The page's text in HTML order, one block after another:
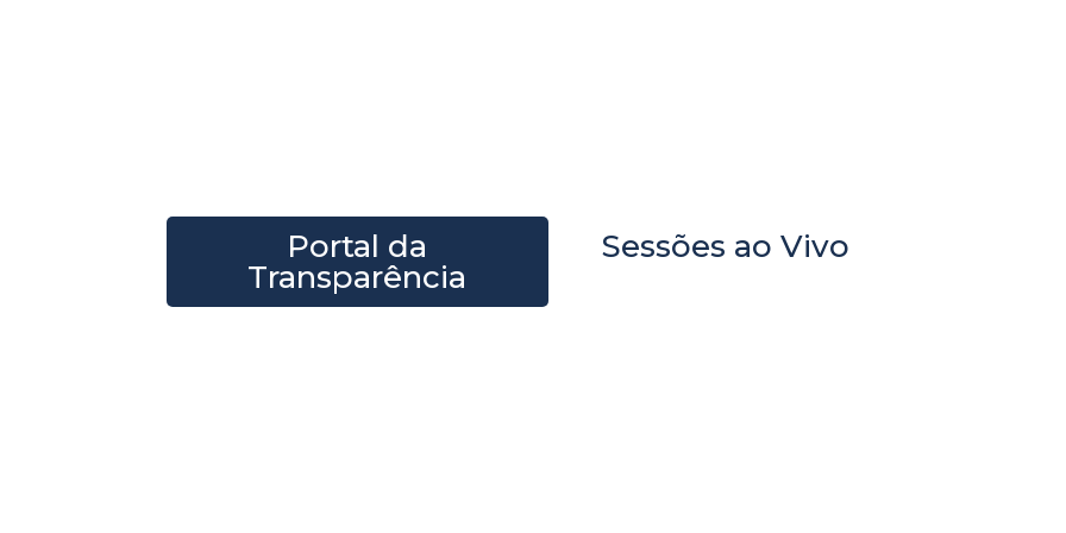
Portal da
Transparência
Sessões ao Vivo